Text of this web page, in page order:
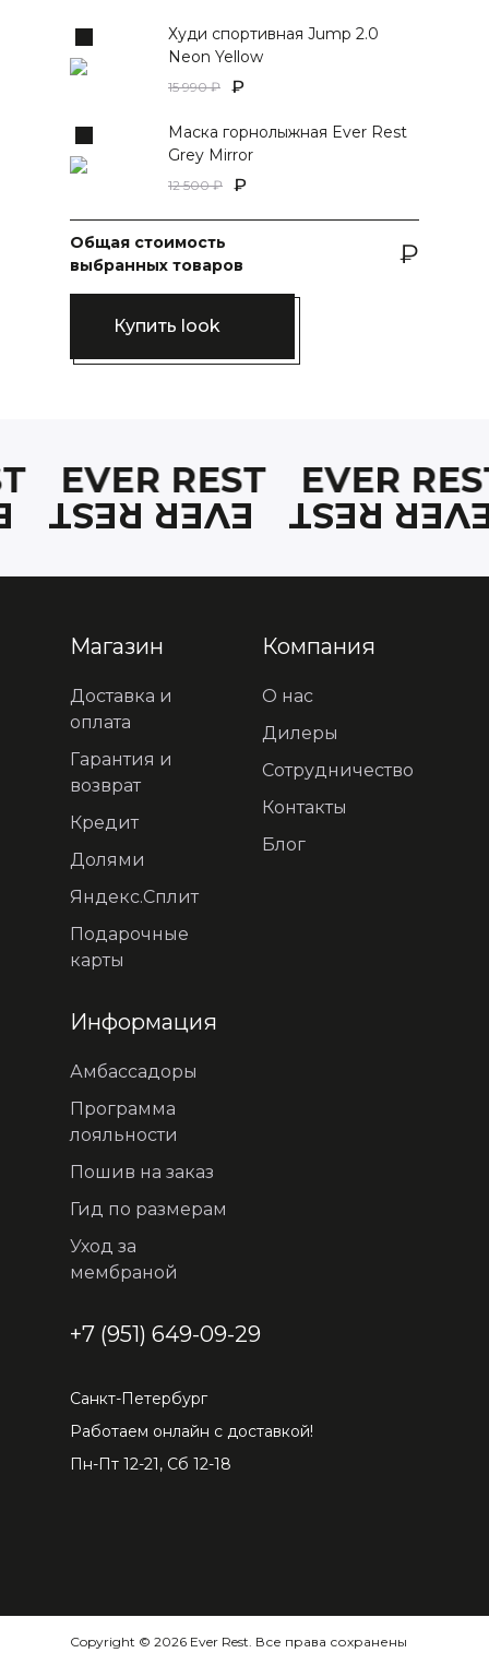
Худи спортивная Jump 2.0
Neon Yellow
15 990
Маска горнолыжная Ever Rest
Grey Mirror
12 500
Общая стоимость
выбранных товаров
Купить look
EVER REST
EVER
EVER REST EVER
Магазин
Доставка и
оплата
Гарантия и
возврат
Кредит
Долями
Яндекс.Сплит
Подарочные
карты
Компания
О нас
Дилеры
Сотрудничество
Контакты
Блог
Информация
Амбассадоры
Программа
лояльности
Пошив на заказ
Гид по размерам
Уход за
мембраной
+7 (951) 649-09-29
Санкт-Петербург
Работаем онлайн с доставкой!
Пн-Пт 12-21, Сб 12-18
Copyright © 2026 Ever Rest. Все права сохранены